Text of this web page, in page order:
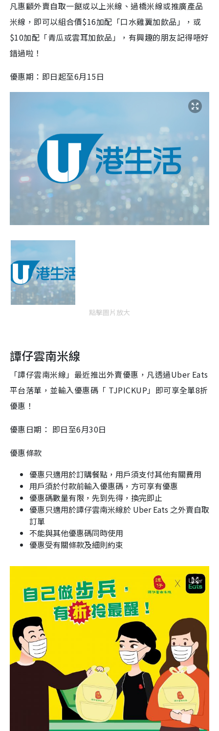
凡惠顧外賣自取一餸或以上米線、過橋米線或推廣產品
米線，即可以組合價$16加配「口水雞翼加飲品」，或
$10加配「青瓜或雲耳加飲品」，有興趣的朋友記得唔好
錯過啦！
優惠期：即日起至6月15日
點擊圖片放大
譚仔雲南米線
「譚仔雲南米線」最近推出外賣優惠，凡透過Uber Eats
平台落單，並輸入優惠碼「 TJPICKUP」即可享全單8️折
優惠！
優惠日期： 即日至6月30日
優惠條款
優惠只適用於訂購餐點，用戶須支付其他有關費用
用戶須於付款前輸入優惠碼，方可享有優惠
優惠碼數量有限，先到先得，換完即止
優惠只適用於譚仔雲南米線於 Uber Eats 之外賣自取
訂單
不能與其他優惠碼同時使用
優惠受有關條款及細則約束